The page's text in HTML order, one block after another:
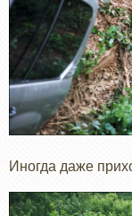
Иногда даже